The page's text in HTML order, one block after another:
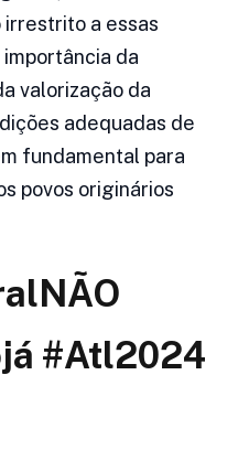
irrestrito a essas
da
valorização da
adequadas de
fundamental para
povos originários
#Atl2024